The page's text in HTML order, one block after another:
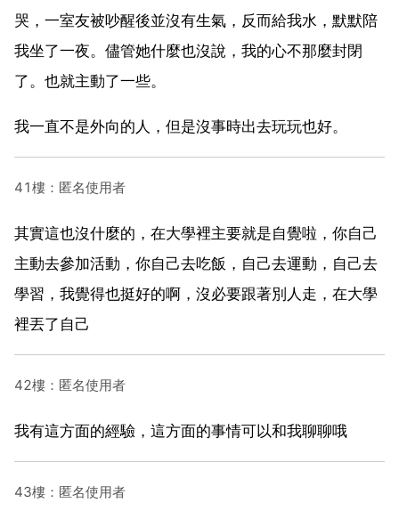
哭，一室友被吵醒後並沒有生氣，反而給我水，默默陪
我坐了一夜。儘管她什麼也沒說，我的心不那麼封閉
了。也就主動了一些。
我一直不是外向的人，但是沒事時出去玩玩也好。
41樓：匿名使用者
其實這也沒什麼的，在大學裡主要就是自覺啦，你自己
主動去參加活動，你自己去吃飯，自己去運動，自己去
學習，我覺得也挺好的啊，沒必要跟著別人走，在大學
裡丟了自己
42樓：匿名使用者
我有這方面的經驗，這方面的事情可以和我聊聊哦
43樓：匿名使用者